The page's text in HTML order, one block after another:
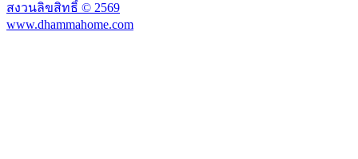
สงวนลิขสิทธิ์ © 2569
www.dhammahome.com